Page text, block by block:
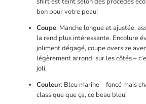
bon pour votre peau!
Coupe: Manche longue et ajustée,
la rend plus intéressante. Encolure
joliment dégagé, coupe oversize
légèrement arrondi sur les côtés –
joli.
Couleur: Bleu marine – foncé mais
classique que ça, ce beau bleu!